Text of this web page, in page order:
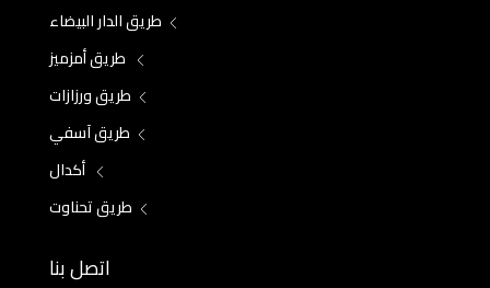
طريق الدار البيضاء
طريق أمزميز
طريق ورزازات
طريق آسفي
أكدال
طريق تحناوت
اتصل بنا